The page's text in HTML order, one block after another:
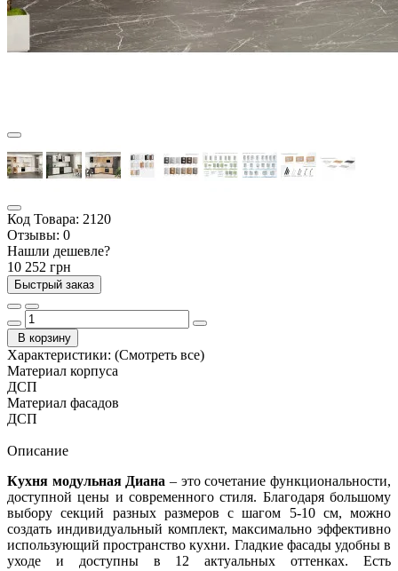
Код Товара: 2120
Отзывы: 0
Нашли дешевле?
10 252 грн
Быстрый заказ
В корзину
Характеристики: (Смотреть все)
Материал корпуса
ДСП
Материал фасадов
ДСП
Описание
Кухня модульная Диана – это сочетание функциональности,
доступной цены и современного стиля. Благодаря большому
выбору секций разных размеров с шагом 5-10 см, можно
создать индивидуальный комплект, максимально эффективно
использующий пространство кухни. Гладкие фасады удобны в
уходе и доступны в 12 актуальных оттенках. Есть